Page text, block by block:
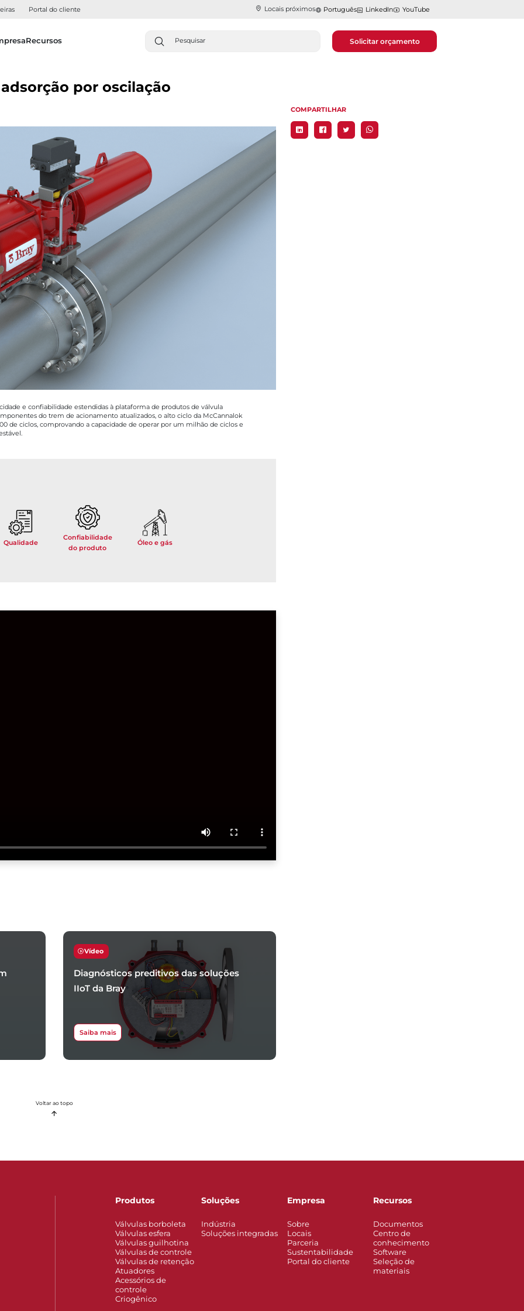
Portal do cliente Locais próximos Português LinkedIn YouTube
Recursos Solicitar orçamento
por oscilação
e confiabilidade estendidas à plataforma de produtos de válvula
do trem de acionamento atualizados, o alto ciclo da McCannalok
de ciclos, comprovando a capacidade de operar por um milhão de ciclos e
Qualidade
Confiabilidade
do produto
Óleo e gás
Vídeo
Diagnósticos preditivos das soluções
IIoT da Bray
Saiba mais
Voltar ao topo
COMPARTILHAR
Produtos
Válvulas borboleta
Válvulas esfera
Válvulas guilhotina
Válvulas de controle
Válvulas de retenção
Atuadores
Acessórios de
controle
Criogênico
Soluções
Indústria
Soluções integradas
Empresa
Sobre
Locais
Parceria
Sustentabilidade
Portal do cliente
Recursos
Documentos
Centro de
conhecimento
Software
Seleção de
materiais